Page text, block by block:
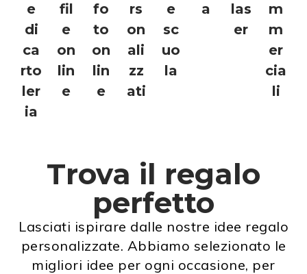
e
di
ca
rto
ler
ia
fil
e
on
lin
e
fo
to
on
lin
e
rs
on
ali
zz
ati
e
sc
uo
la
a
las
er
m
m
er
cia
li
Trova il regalo
perfetto
Lasciati ispirare dalle nostre idee regalo
personalizzate. Abbiamo selezionato le
migliori idee per ogni occasione, per